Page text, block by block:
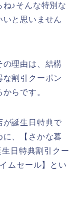
♪そんな特別な
と思いません
の理由は、結構
割引クーポン
らです。
が誕生日特典で
、【さかな暮
日特典割引クー
ムセール】とい